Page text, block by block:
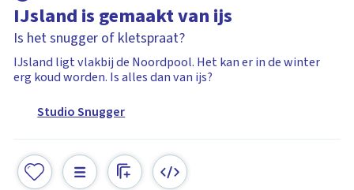
IJsland is gemaakt van ijs
Is het snugger of kletspraat?
IJsland ligt vlakbij de Noordpool. Het kan er in de winter
erg koud worden. Is alles dan van ijs?
Studio Snugger